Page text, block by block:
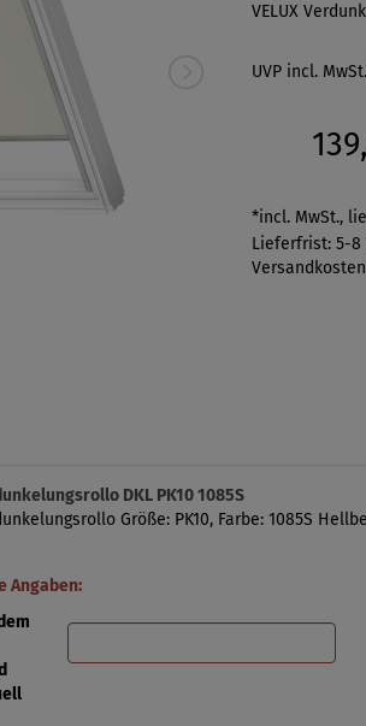
VELUX
UVP incl.
*incl. MwSt.,
Lieferfrist: 5-8
DKL PK10 1085S
Größe: PK10, Farbe: 1085S
Angaben: